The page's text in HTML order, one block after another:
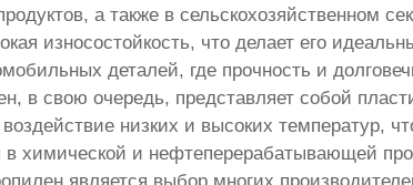
а также в сельскохозяйственном
износостойкость, что делает его
деталей, где прочность и
в свою очередь, представляет собой
низких и высоких температур,
химической и нефтеперерабатывающей